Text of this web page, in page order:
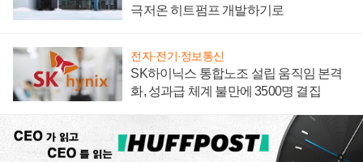
극저온 히트펌프 개발하기로
전자·전기·정보통신
SK하이닉스 통합노조 설립 움직임 본격
화, 성과급 체계 불만에 3500명 결집